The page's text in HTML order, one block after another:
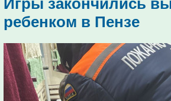
Игры закончились
ребенком в Пензе